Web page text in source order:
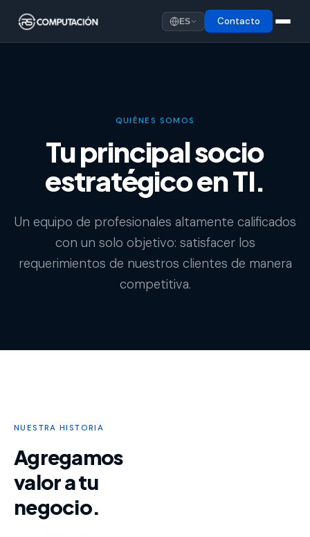
ES Contacto
QUIÉNES SOMOS
Tu principal socio
estratégico en TI.
Un equipo de profesionales altamente calificados
con un solo objetivo: satisfacer los
requerimientos de nuestros clientes de manera
competitiva.
NUESTRA HISTORIA
Agregamos
valor a tu
negocio.